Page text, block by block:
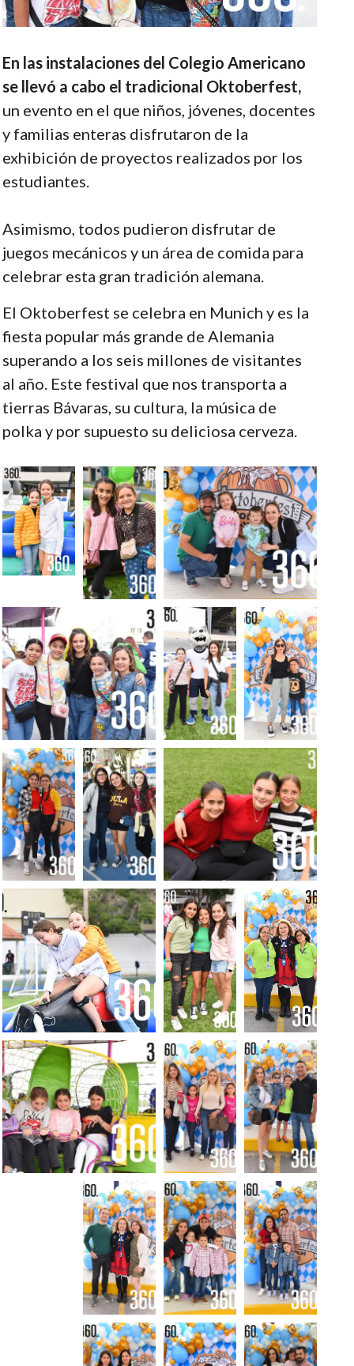
En las instalaciones del Colegio Americano
se llevó a cabo el tradicional Oktoberfest,
un evento en el que niños, jóvenes, docentes
y familias enteras disfrutaron de la
exhibición de proyectos realizados por los
estudiantes.
Asimismo, todos pudieron disfrutar de
juegos mecánicos y un área de comida para
celebrar esta gran tradición alemana.
El Oktoberfest se celebra en Munich y es la
fiesta popular más grande de Alemania
superando a los seis millones de visitantes
al año. Este festival que nos transporta a
tierras Bávaras, su cultura, la música de
polka y por supuesto su deliciosa cerveza.